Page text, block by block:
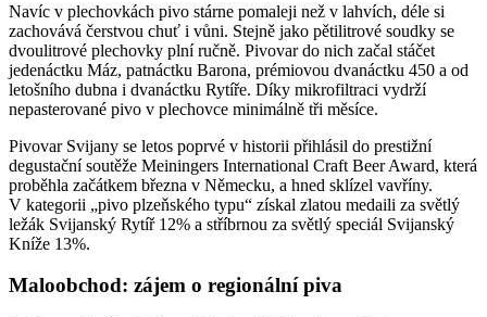
Navíc v plechovkách pivo stárne pomaleji než v lahvích, déle si
zachovává čerstvou chuť i vůni. Stejně jako pětilitrové soudky se
dvoulitrové plechovky plní ručně. Pivovar do nich začal stáčet
jedenáctku Máz, patnáctku Barona, prémiovou dvanáctku 450 a od
letošního dubna i dvanáctku Rytíře. Díky mikrofiltraci vydrží
nepasterované pivo v plechovce minimálně tři měsíce.
Pivovar Svijany se letos poprvé v historii přihlásil do prestižní
degustační soutěže Meiningers International Craft Beer Award, která
proběhla začátkem března v Německu, a hned sklízel vavříny.
V kategorii „pivo plzeňského typu“ získal zlatou medaili za světlý
ležák Svijanský Rytíř 12% a stříbrnou za světlý speciál Svijanský
Kníže 13%.
Maloobchod: zájem o regionální piva